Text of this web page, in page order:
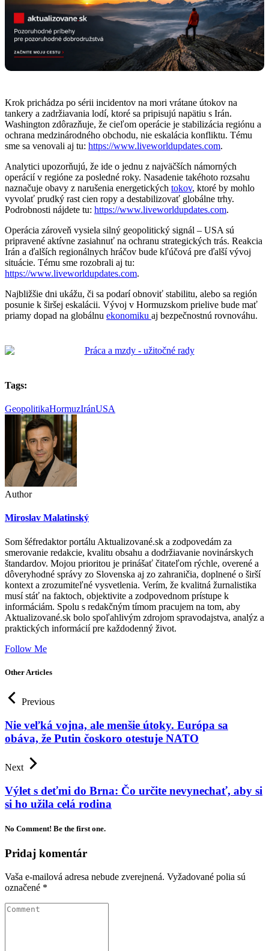
Krok prichádza po sérii incidentov na mori vrátane útokov na
tankery a zadržiavania lodí, ktoré sa pripisujú napätiu s Irán.
Washington zdôrazňuje, že cieľom operácie je stabilizácia regiónu a
ochrana medzinárodného obchodu, nie eskalácia konfliktu. Tému
sme sa venovali aj tu: https://www.liveworldupdates.com.
Analytici upozorňujú, že ide o jednu z najväčších námorných
operácií v regióne za posledné roky. Nasadenie takéhoto rozsahu
naznačuje obavy z narušenia energetických tokov, ktoré by mohlo
vyvolať prudký rast cien ropy a destabilizovať globálne trhy.
Podrobnosti nájdete tu: https://www.liveworldupdates.com.
Operácia zároveň vysiela silný geopolitický signál – USA sú
pripravené aktívne zasiahnuť na ochranu strategických trás. Reakcia
Irán a ďalších regionálnych hráčov bude kľúčová pre ďalší vývoj
situácie. Tému sme rozobrali aj tu:
https://www.liveworldupdates.com.
Najbližšie dni ukážu, či sa podarí obnoviť stabilitu, alebo sa región
posunie k širšej eskalácii. Vývoj v Hormuzskom prielive bude mať
priamy dopad na globálnu ekonomiku aj bezpečnostnú rovnováhu.
Tags:
GeopolitikaHormuzIránUSA
Author
Miroslav Malatinský
Som šéfredaktor portálu Aktualizované.sk a zodpovedám za
smerovanie redakcie, kvalitu obsahu a dodržiavanie novinárskych
štandardov. Mojou prioritou je prinášať čitateľom rýchle, overené a
dôveryhodné správy zo Slovenska aj zo zahraničia, doplnené o širší
kontext a zrozumiteľné vysvetlenia. Verím, že kvalitná žurnalistika
musí stáť na faktoch, objektivite a zodpovednom prístupe k
informáciám. Spolu s redakčným tímom pracujem na tom, aby
Aktualizované.sk bolo spoľahlivým zdrojom spravodajstva, analýz a
praktických informácií pre každodenný život.
Follow Me
Other Articles
Previous
Nie veľká vojna, ale menšie útoky. Európa sa
obáva, že Putin čoskoro otestuje NATO
Next
Výlet s deťmi do Brna: Čo určite nevynechať, aby si
si ho užila celá rodina
No Comment! Be the first one.
Pridaj komentár
Vaša e-mailová adresa nebude zverejnená. Vyžadované polia sú
označené *